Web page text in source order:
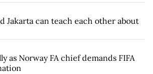
Jakarta can teach each other about
as Norway FA chief demands FIFA